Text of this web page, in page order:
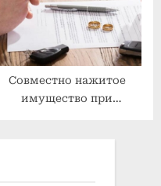
Совместно нажитое
имущество при